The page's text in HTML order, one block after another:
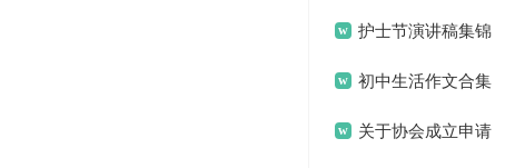
护士节演讲稿集锦
15篇初中生活作文合集
15篇关于协会成立申请